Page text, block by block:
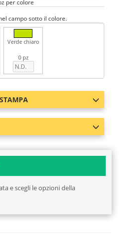
per colore
campo sotto il colore.
Verde chiaro
0 pz
e scegli le opzioni della